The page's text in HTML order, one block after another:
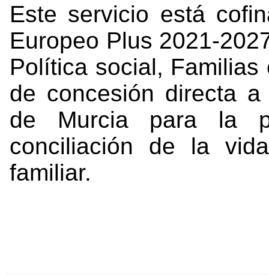
Este servicio está
Europeo Plus 2021-
Política social,
de concesión directa
de Murcia para la
conciliación de la
familiar.